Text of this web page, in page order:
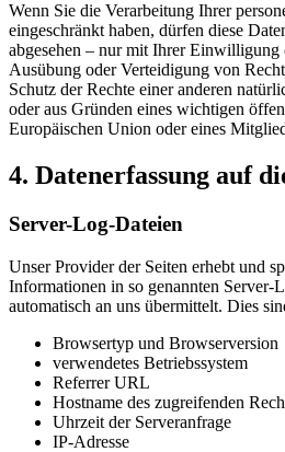
Wenn Sie die Verarbeitung Ihrer
eingeschränkt haben, dürfen diese
abgesehen – nur mit Ihrer Einwilligung
Ausübung oder Verteidigung von
Schutz der Rechte einer anderen
oder aus Gründen eines wichtigen
Europäischen Union oder eines
4. Datenerfassung auf
Server-Log-Dateien
Unser Provider der Seiten erhebt und
Informationen in so genannten
automatisch an uns übermittelt. Dies
Browsertyp und Browserversion
verwendetes Betriebssystem
Referrer URL
Hostname des zugreifenden
Uhrzeit der Serveranfrage
IP-Adresse